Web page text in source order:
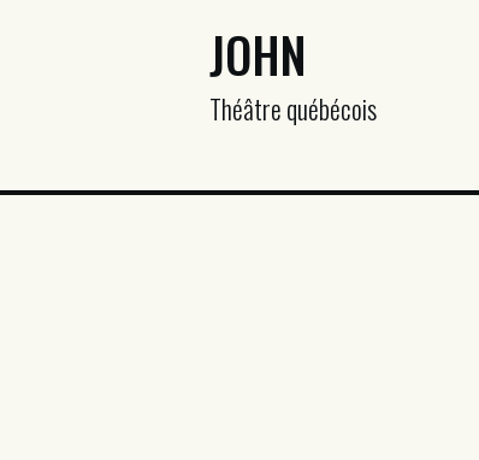
JOHN
Théâtre québécois